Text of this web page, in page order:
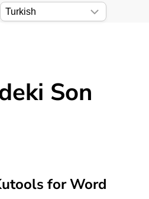
Son
for Word